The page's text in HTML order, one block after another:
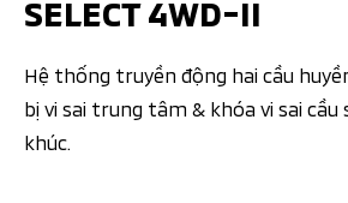
SELECT 4WD-II​​
Hệ thống truyền động hai cầu
bị vi sai trung tâm & khóa vi sai cầu
khúc.​